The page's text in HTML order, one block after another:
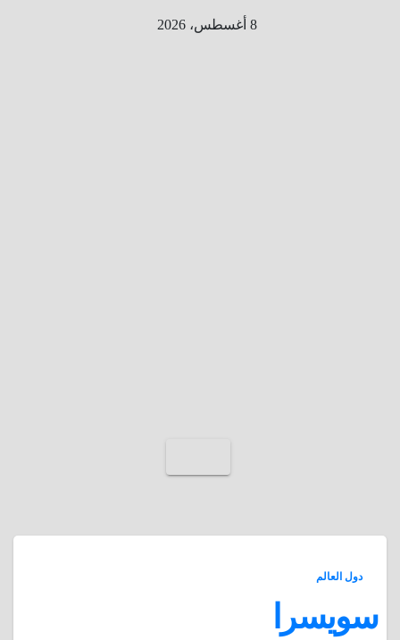
8 أغسطس، 2026
دول العالم
سويسرا